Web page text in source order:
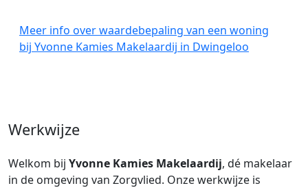
Meer info over waardebepaling van een woning
bij Yvonne Kamies Makelaardij in Dwingeloo
Werkwijze
Welkom bij Yvonne Kamies Makelaardij, dé makelaar
in de omgeving van Zorgvlied. Onze werkwijze is